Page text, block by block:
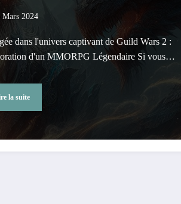
Mars 2024
dans l'univers captivant de Guild Wars 2 :
d'un MMORPG Légendaire Si vous…
la suite